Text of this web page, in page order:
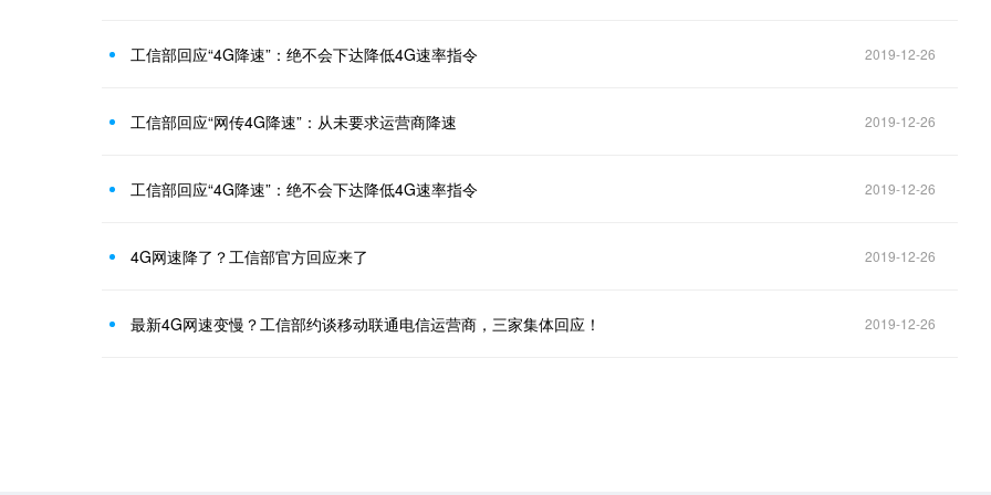
工信部回应“4G降速”：绝不会下达降低4G速率指令 2019-12-26
工信部回应“网传4G降速”：从未要求运营商降速 2019-12-26
工信部回应“4G降速”：绝不会下达降低4G速率指令 2019-12-26
4G网速降了？工信部官方回应来了 2019-12-26
最新4G网速变慢？工信部约谈移动联通电信运营商，三家集体回应！ 2019-12-26